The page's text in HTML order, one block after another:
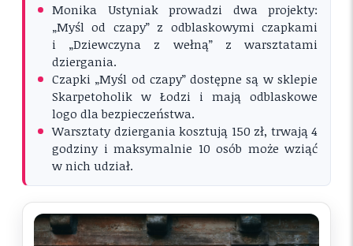
Monika Ustyniak prowadzi dwa projekty:
„Myśl od czapy” z odblaskowymi czapkami
i „Dziewczyna z wełną” z warsztatami
dziergania.
Czapki „Myśl od czapy” dostępne są w sklepie
Skarpetoholik w Łodzi i mają odblaskowe
logo dla bezpieczeństwa.
Warsztaty dziergania kosztują 150 zł, trwają 4
godziny i maksymalnie 10 osób może wziąć
w nich udział.